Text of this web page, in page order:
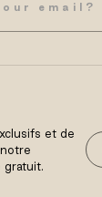
et de